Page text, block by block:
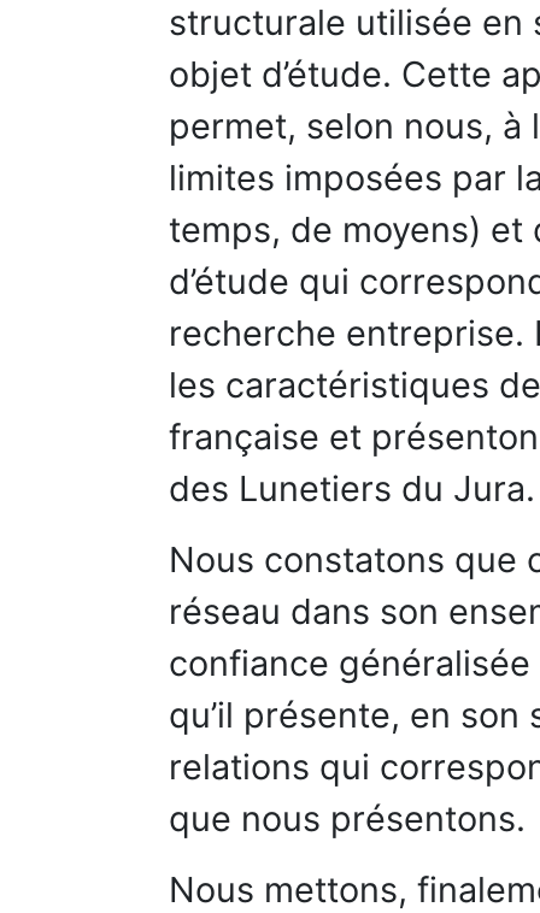
structurale utilisée en
objet d’étude. Cette
permet, selon nous,
limites imposées par
temps, de moyens)
d’étude qui
recherche entreprise.
les caractéristiques
française et
des Lunetiers du Jura.
Nous constatons que
réseau dans son
confiance
qu’il présente, en
relations qui
que nous présentons.
Nous mettons,